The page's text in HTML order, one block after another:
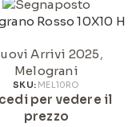
Rosso 10X10 H
Arrivi 2025,
Melograni
SKU: MEL10RO
per vedere il
prezzo